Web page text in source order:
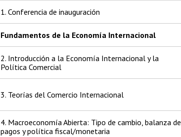
1. Conferencia de inauguración
Fundamentos de la Economía Internacional
2. Introducción a la Economía Internacional y la
Política Comercial
3. Teorías del Comercio Internacional
4. Macroeconomía Abierta: Tipo de cambio, balanza de
pagos y política fiscal/monetaria